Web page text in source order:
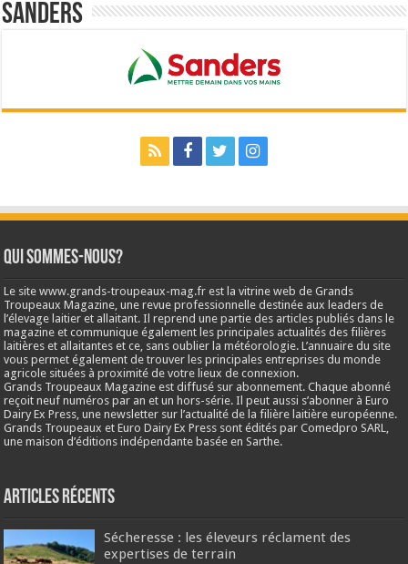
Sanders
Qui sommes-nous?
Le site www.grands-troupeaux-mag.fr est la vitrine web de Grands
Troupeaux Magazine, une revue professionnelle destinée aux leaders de
l’élevage laitier et allaitant. Il reprend une partie des articles publiés dans le
magazine et communique également les principales actualités des filières
laitières et allaitantes et ce, sans oublier la météorologie. L’annuaire du site
vous permet également de trouver les principales entreprises du monde
agricole situées à proximité de votre lieux de connexion.
Grands Troupeaux Magazine est diffusé sur abonnement. Chaque abonné
reçoit neuf numéros par an et un hors-série. Il peut aussi s’abonner à Euro
Dairy Ex Press, une newsletter sur l’actualité de la filière laitière européenne.
Grands Troupeaux et Euro Dairy Ex Press sont édités par Comedpro SARL,
une maison d’éditions indépendante basée en Sarthe.
Articles récents
Sécheresse : les éleveurs réclament des
expertises de terrain